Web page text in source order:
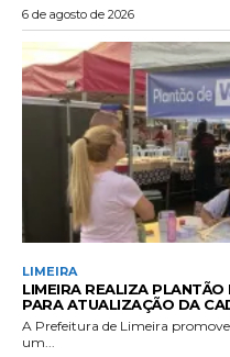
6 de agosto de 2026
LIMEIRA
LIMEIRA REALIZA
PARA ATUALIZAÇÃO DA
A Prefeitura de Limeira promove
um...